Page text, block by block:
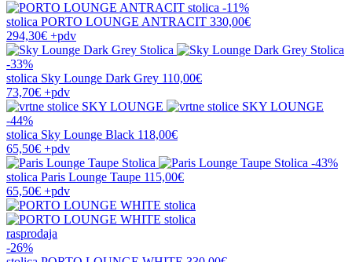
-11%
stolica PORTO LOUNGE ANTRACIT 330,00€
294,30€ +pdv
-33%
stolica Sky Lounge Dark Grey 110,00€
73,70€ +pdv
-44%
stolica Sky Lounge Black 118,00€
65,50€ +pdv
-43%
stolica Paris Lounge Taupe 115,00€
65,50€ +pdv
rasprodaja
-26%